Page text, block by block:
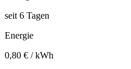
seit 6 Tagen
Energie
0,80 € / kWh